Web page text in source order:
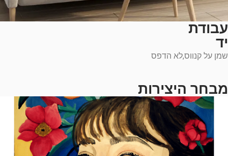
עבודת
יד
שמן על קנווס,לא הדפס
מבחר היצירות